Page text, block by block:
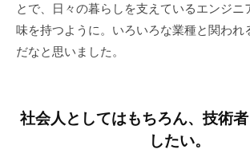
2020/01/14
by
ア
ー
ウ
とで、日々の暮らしを支えているエンジニ
味を持つように。いろいろな業種と関われ
だなと思いました。
社会人としてはもちろん、技術
したい。